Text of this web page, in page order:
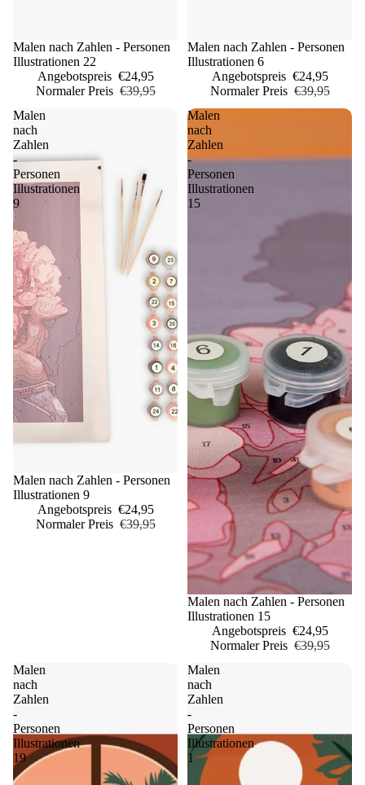
Sale
Malen nach Zahlen - Personen
Illustrationen 22
Angebotspreis €24,95
Normaler Preis €39,95
Sale
Malen nach Zahlen - Personen
Illustrationen 6
Angebotspreis €24,95
Normaler Preis €39,95
Malen
nach
Zahlen
-
Personen
Illustrationen
9
Sale
Malen nach Zahlen - Personen
Illustrationen 9
Angebotspreis €24,95
Normaler Preis €39,95
Malen
nach
Zahlen
-
Personen
Illustrationen
15
Sale
Malen nach Zahlen - Personen
Illustrationen 15
Angebotspreis €24,95
Normaler Preis €39,95
Malen
nach
Zahlen
-
Personen
Illustrationen
19
Malen
nach
Zahlen
-
Personen
Illustrationen
1